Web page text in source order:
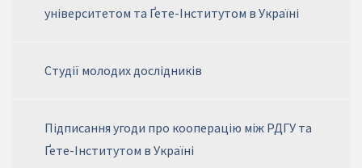
університетом та Ґете-Інститутом в Україні
Студії молодих дослідників
Підписання угоди про кооперацію між РДГУ та
Ґете-Інститутом в Україні